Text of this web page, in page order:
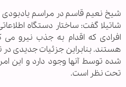
شیخ نعیم قاسم در مراسم
شاتیلا گفت: ساختار دستگاه
افرادی که اقدام به جذب نیرو
هستند. بنابراین جزئیات جدیدی در
شده توسط آنها وجود دارد و این
تحت نظر است.